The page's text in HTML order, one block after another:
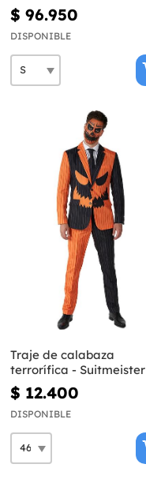
$ 96.950
DISPONIBLE
Traje de calabaza
terrorífica - Suitmeister
$ 12.400
DISPONIBLE